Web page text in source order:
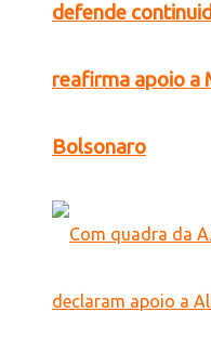
defende
reafirma apoio a
Bolsonaro